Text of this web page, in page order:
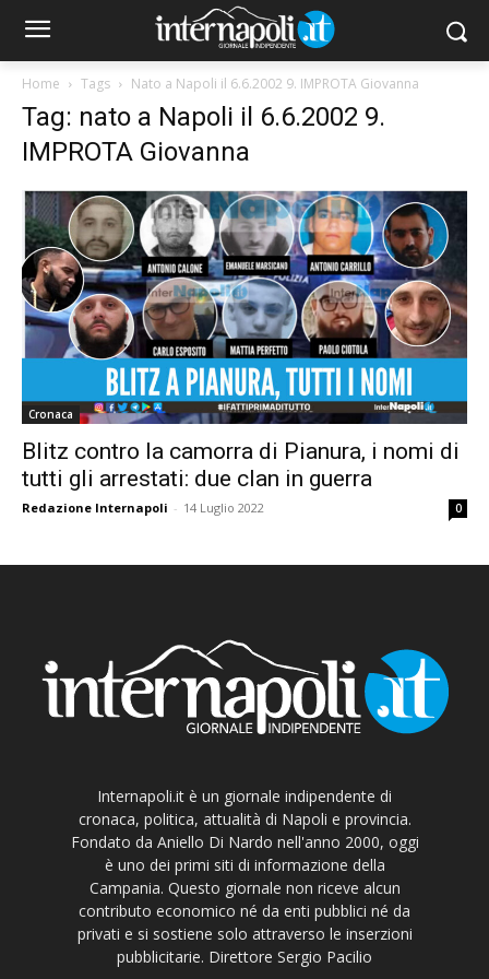
Home Tags Nato a Napoli il 6.6.2002 9. IMPROTA Giovanna
Tag: nato a Napoli il 6.6.2002 9.
IMPROTA Giovanna
Cronaca
Blitz contro la camorra di Pianura, i nomi di
tutti gli arrestati: due clan in guerra
Redazione Internapoli - 14 Luglio 2022 0
Internapoli.it è un giornale indipendente di
cronaca, politica, attualità di Napoli e provincia.
Fondato da Aniello Di Nardo nell'anno 2000, oggi
è uno dei primi siti di informazione della
Campania. Questo giornale non riceve alcun
contributo economico né da enti pubblici né da
privati e si sostiene solo attraverso le inserzioni
pubblicitarie. Direttore Sergio Pacilio